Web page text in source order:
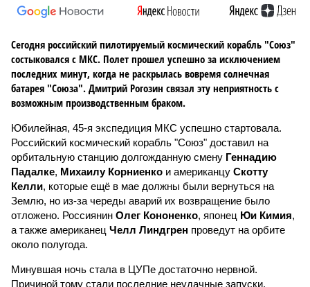
Сегодня российский пилотируемый космический корабль "Союз"
состыковался с МКС. Полет прошел успешно за исключением
последних минут, когда не раскрылась вовремя солнечная
батарея "Союза". Дмитрий Рогозин связал эту неприятность с
возможным производственным браком.
Юбилейная, 45-я экспедиция МКС успешно стартовала.
Российский космический корабль "Союз" доставил на
орбитальную станцию долгожданную смену Геннадию
Падалке, Михаилу Корниенко и американцу Скотту
Келли, которые ещё в мае должны были вернуться на
Землю, но из-за череды аварий их возвращение было
отложено. Россиянин Олег Кононенко, японец Юи Кимия,
а также американец Челл Линдгрен проведут на орбите
около полугода.
Минувшая ночь стала в ЦУПе достаточно нервной.
Причиной тому стали последние неудачные запуски,